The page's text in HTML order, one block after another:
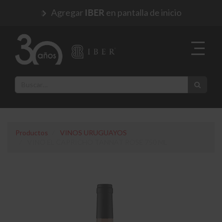
Agregar IBER en pantalla de inicio
Productos
VINOS URUGUAYOS